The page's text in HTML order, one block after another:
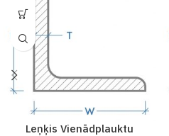
Leņķis Vienādplauktu